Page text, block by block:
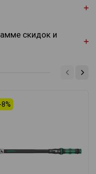
скидок и
-8%